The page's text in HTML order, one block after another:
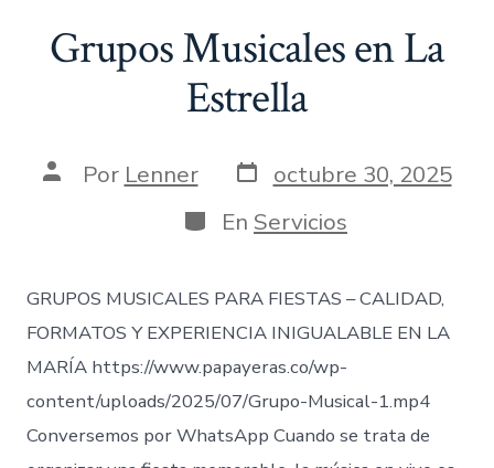
Grupos Musicales en La
Estrella
AutorPor Lenner Fecha
de
publicación
octubre 30, 2025
Categorías
En Servicios
GRUPOS MUSICALES PARA FIESTAS – CALIDAD,
FORMATOS Y EXPERIENCIA INIGUALABLE EN LA
MARÍA https://www.papayeras.co/wp-
content/uploads/2025/07/Grupo-Musical-1.mp4
Conversemos por WhatsApp Cuando se trata de